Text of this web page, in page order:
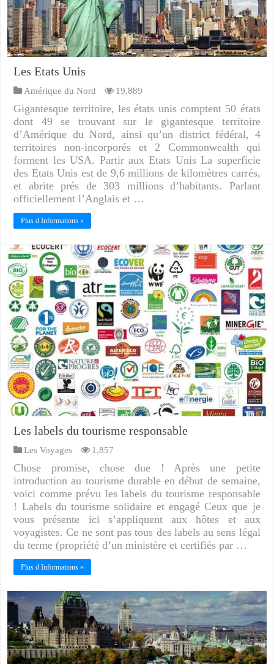
Les Etats Unis
Amérique du Nord 19,889
Gigantesque territoire, les états unis comptent 50 états
dont 49 se trouvant sur le gigantesque territoire
d’Amérique du Nord, ainsi qu’un district fédéral, 4
territoires non-incorporés et 2 Commonwealth qui
forment les USA. Partir aux Etats Unis La superficie
des Etats Unis est de 9,6 millions de kilomètres carrés,
et abrite prés de 303 millions d’habitants. Parlant
officiellement l’Anglais et …
Plus d Informations »
Les labels du tourisme responsable
Les Voyages 1,857
Chose promise, chose due ! Après une petite
introduction au tourisme durable en début de semaine,
voici comme prévu les labels du tourisme responsable
! Labels du tourisme solidaire et engagé Ceux que je
vous présente ici s’appliquent aux hôtes et aux
voyagistes. Ce ne sont pas tous des labels au sens légal
du terme (propriété d’un ministère et certifiés par …
Plus d Informations »